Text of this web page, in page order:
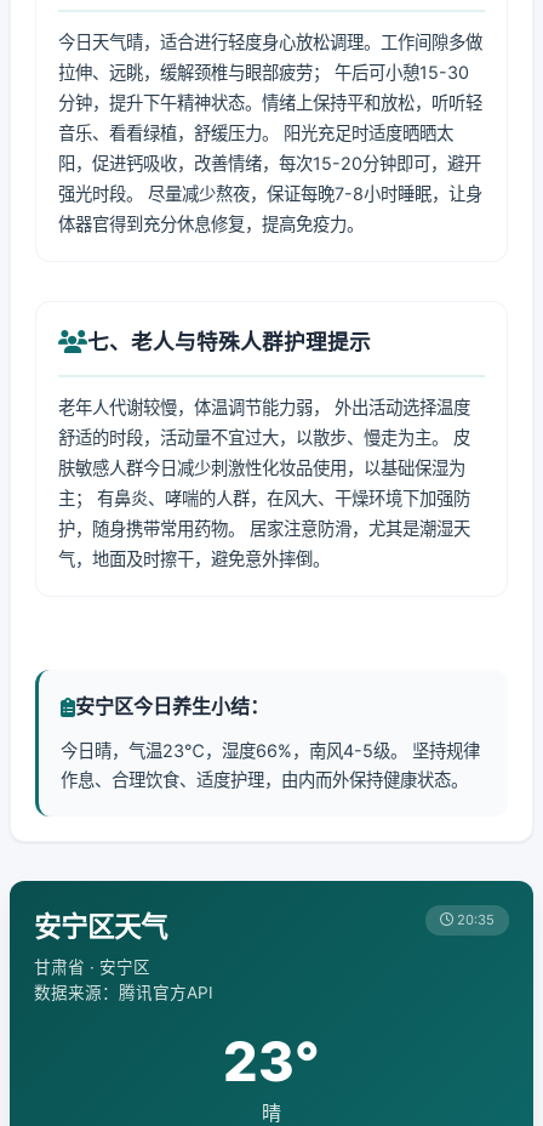
今日天气晴，适合进行轻度身心放松调理。工作间隙多做
拉伸、远眺，缓解颈椎与眼部疲劳； 午后可小憩15-30
分钟，提升下午精神状态。情绪上保持平和放松，听听轻
音乐、看看绿植，舒缓压力。 阳光充足时适度晒晒太
阳，促进钙吸收，改善情绪，每次15-20分钟即可，避开
强光时段。 尽量减少熬夜，保证每晚7-8小时睡眠，让身
体器官得到充分休息修复，提高免疫力。
七、老人与特殊人群护理提示
老年人代谢较慢，体温调节能力弱， 外出活动选择温度
舒适的时段，活动量不宜过大，以散步、慢走为主。 皮
肤敏感人群今日减少刺激性化妆品使用，以基础保湿为
主； 有鼻炎、哮喘的人群，在风大、干燥环境下加强防
护，随身携带常用药物。 居家注意防滑，尤其是潮湿天
气，地面及时擦干，避免意外摔倒。
安宁区今日养生小结：
今日晴，气温23℃，湿度66%，南风4-5级。 坚持规律
作息、合理饮食、适度护理，由内而外保持健康状态。
安宁区天气
甘肃省 · 安宁区
数据来源：腾讯官方API
20:35
23°
晴